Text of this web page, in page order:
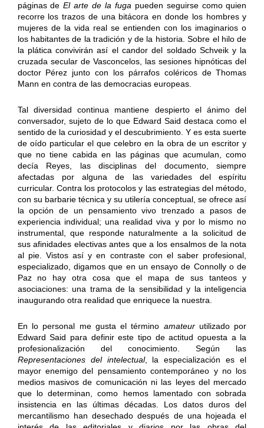
páginas deEl arte de la fuga pueden seguirse como quien
recorre los trazos de una bitácora en donde los hombres y
mujeres de la vida real se entienden con los imaginarios o
los habitantes de la tradición y de la historia. Sobre el hilo de
la plática convivirán así el candor del soldado Schveik y la
cruzada secular de Vasconcelos, las sesiones hipnóticas del
doctor Pérez junto con los párrafos coléricos de Thomas
Mann en contra de las democracias europeas.
Tal diversidad continua mantiene despierto el ánimo del
conversador, sujeto de lo que Edward Said destaca como el
sentido de la curiosidad y el descubrimiento. Y es esta suerte
de oído particular el que celebro en la obra de un escritor y
que no tiene cabida en las páginas que acumulan, como
decía Reyes, las disciplinas del documento, siempre
afectadas por alguna de las variedades del espíritu
curricular. Contra los protocolos y las estrategias del método,
con su barbarie técnica y su utilería conceptual, se ofrece así
la opción de un pensamiento vivo trenzado a pasos de
experiencia individual; una realidad viva y por lo mismo no
instrumental, que responde naturalmente a la solicitud de
sus afinidades electivas antes que a los ensalmos de la nota
al pie. Vistos así y en contraste con el saber profesional,
especializado, digamos que en un ensayo de Connolly o de
Paz no hay otra cosa que el mapa de sus tanteos y
asociaciones: una trama de la sensibilidad y la inteligencia
inaugurando otra realidad que enriquece la nuestra.
En lo personal me gusta el término amateurutilizado por
Edward Said para definir este tipo de actitud opuesta a la
profesionalización del conocimiento. Según las
Representaciones del intelectual, la especialización es el
mayor enemigo del pensamiento contemporáneo y no los
medios masivos de comunicación ni las leyes del mercado
que lo determinan, como hemos lamentado con sobrada
insistencia en las últimas décadas. Los datos duros del
mercantilismo han desechado después de una hojeada el